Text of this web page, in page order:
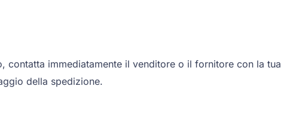
immediatamente il venditore o il fornitore con la tua
della spedizione.